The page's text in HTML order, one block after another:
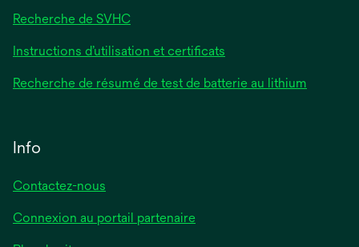
Recherche de SVHC
Instructions d’utilisation et certificats
Recherche de résumé de test de batterie au lithium
Info
Contactez-nous
Connexion au portail partenaire